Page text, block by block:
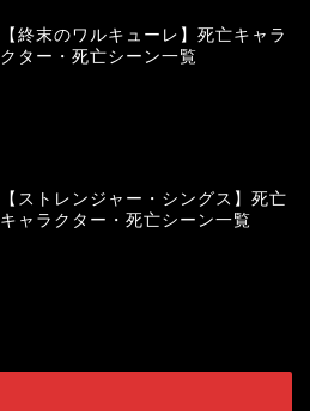
【終末のワルキューレ】死亡キャラ
クター・死亡シーン一覧
【ストレンジャー・シングス】死亡
キャラクター・死亡シーン一覧